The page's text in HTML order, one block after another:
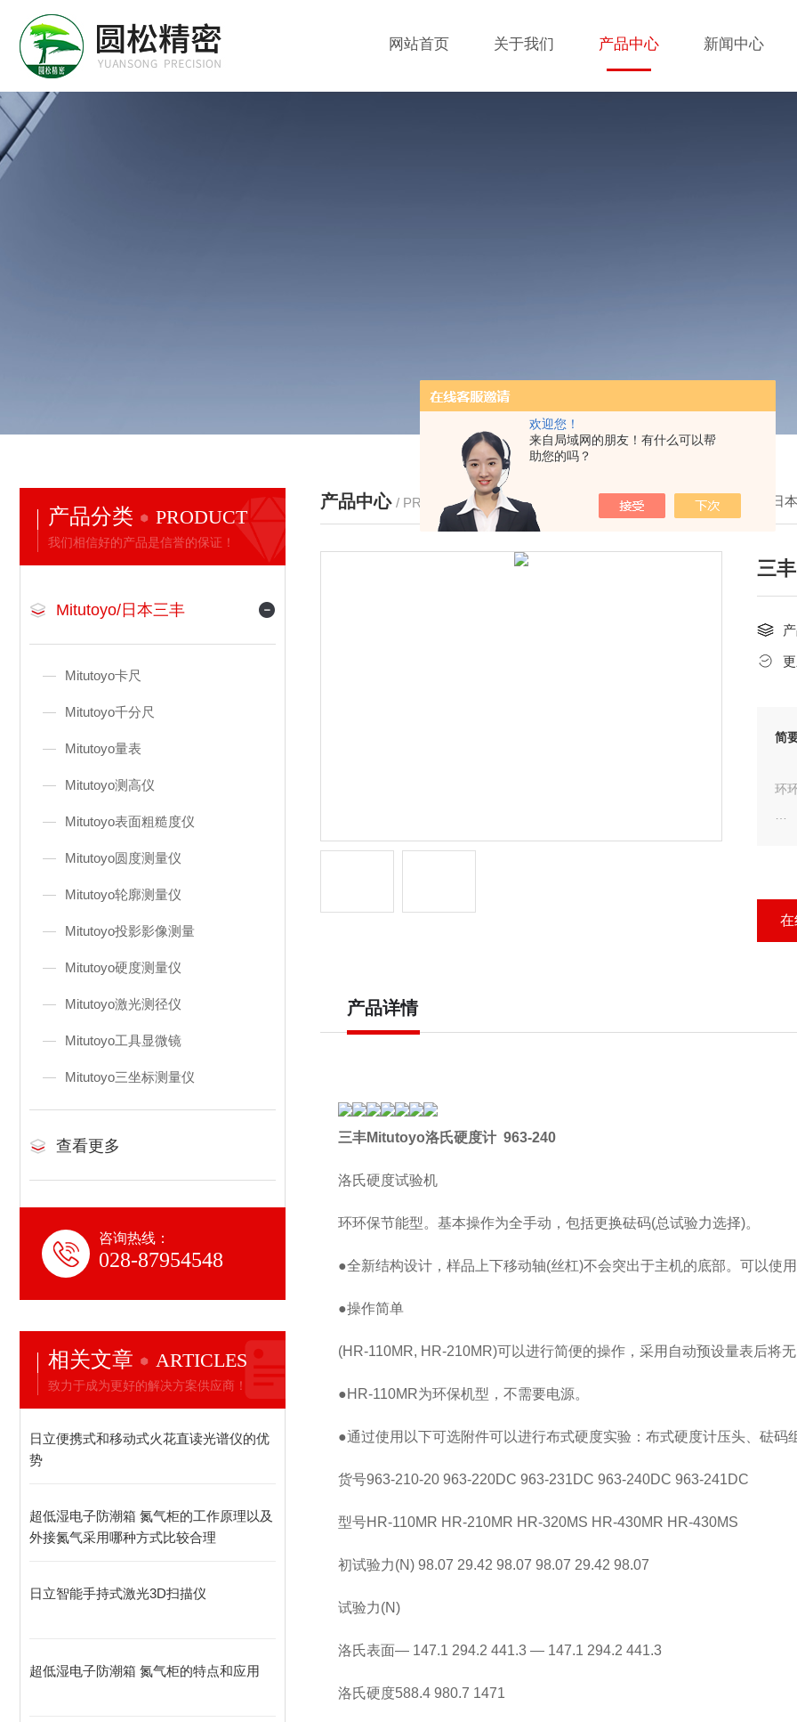
欢迎您！
来自局域网的朋友！有什么可以帮
助您的吗？
网站首页 关于我们 产品中心 新闻中心
产品分类 PRODUCT
我们相信好的产品是信誉的保证！
Mitutoyo/日本三丰
Mitutoyo卡尺
Mitutoyo千分尺
Mitutoyo量表
Mitutoyo测高仪
Mitutoyo表面粗糙度仪
Mitutoyo圆度测量仪
Mitutoyo轮廓测量仪
Mitutoyo投影影像测量
Mitutoyo硬度测量仪
Mitutoyo激光测径仪
Mitutoyo工具显微镜
Mitutoyo三坐标测量仪
查看更多
咨询热线：
028-87954548
相关文章 ARTICLES
致力于成为更好的解决方案供应商！
日立便携式和移动式火花直读光谱仪的优
势
超低湿电子防潮箱 氮气柜的工作原理以及
外接氮气采用哪种方式比较合理
日立智能手持式激光3D扫描仪
超低湿电子防潮箱 氮气柜的特点和应用
产品中心 / PRODUCTS 我的位置： 首页>产品中心>Mitutoyo/日
三
简
环
在
产品详情
三丰Mitutoyo洛氏硬度计 963-240
洛氏硬度试验机
环环保节能型。基本操作为全手动，包括更换砝码(总试验力选择)。
●全新结构设计，样品上下移动轴(丝杠)不会突出于主机的底部。可以使用
●操作简单
(HR-110MR, HR-210MR)可以进行简便的操作，采用自动预设量表后将无
●HR-110MR为环保机型，不需要电源。
●通过使用以下可选附件可以进行布式硬度实验：布式硬度计压头、砝码
货号963-210-20 963-220DC 963-231DC 963-240DC 963-241DC
型号HR-110MR HR-210MR HR-320MS HR-430MR HR-430MS
初试验力(N) 98.07 29.42 98.07 98.07 29.42 98.07
试验力(N)
洛氏表面— 147.1 294.2 441.3 — 147.1 294.2 441.3
洛氏硬度588.4 980.7 1471